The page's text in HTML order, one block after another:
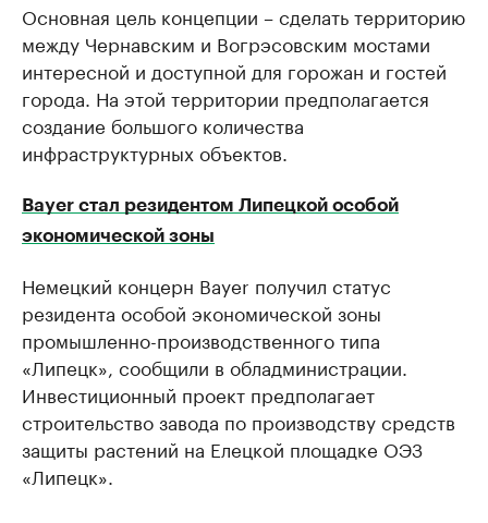
Основная цель концепции – сделать территорию
между Чернавским и Вогрэсовским мостами
интересной и доступной для горожан и гостей
города. На этой территории предполагается
создание большого количества
инфраструктурных объектов.
Bayer стал резидентом Липецкой особой
экономической зоны
Немецкий концерн Bayer получил статус
резидента особой экономической зоны
промышленно-производственного типа
«Липецк», сообщили в обладминистрации.
Инвестиционный проект предполагает
строительство завода по производству средств
защиты растений на Елецкой площадке ОЭЗ
«Липецк».